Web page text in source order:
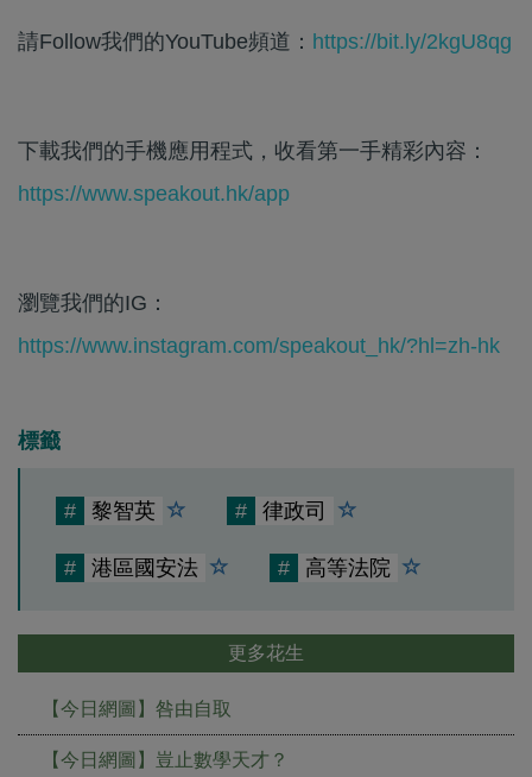
請Follow我們的YouTube頻道： https://bit.ly/2kgU8qg
下載我們的手機應用程式，收看第一手精彩內容：
https://www.speakout.hk/app
瀏覽我們的IG：
https://www.instagram.com/speakout_hk/?hl=zh-hk
標籤
# 黎智英 # 律政司
# 港區國安法 # 高等法院
更多花生
【今日網圖】咎由自取
【今日網圖】豈止數學天才？